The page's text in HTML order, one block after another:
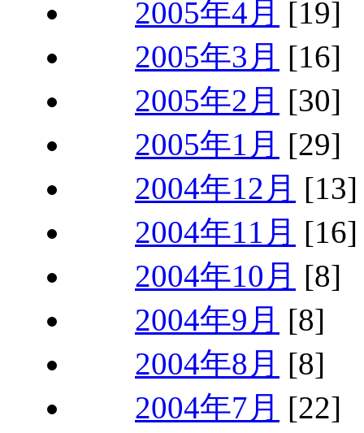
2005年4月 [19]
2005年3月 [16]
2005年2月 [30]
2005年1月 [29]
2004年12月 [13]
2004年11月 [16]
2004年10月 [8]
2004年9月 [8]
2004年8月 [8]
2004年7月 [22]